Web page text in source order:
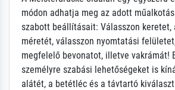
módon adhatja meg az adott
szabott beállításait: Válasszon keretet,
méretét, válasszon nyomtatási
megfelelő bevonatot, illetve vakrámát!
személyre szabási lehetőségeket is
alátét, a betétléc és a távtartó